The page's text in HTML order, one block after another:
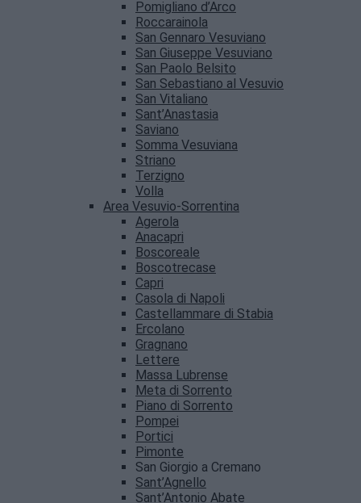
Pomigliano d’Arco
Roccarainola
San Gennaro Vesuviano
San Giuseppe Vesuviano
San Paolo Belsito
San Sebastiano al Vesuvio
San Vitaliano
Sant’Anastasia
Saviano
Somma Vesuviana
Striano
Terzigno
Volla
Area Vesuvio-Sorrentina
Agerola
Anacapri
Boscoreale
Boscotrecase
Capri
Casola di Napoli
Castellammare di Stabia
Ercolano
Gragnano
Lettere
Massa Lubrense
Meta di Sorrento
Piano di Sorrento
Pompei
Portici
Pimonte
San Giorgio a Cremano
Sant’Agnello
Sant’Antonio Abate